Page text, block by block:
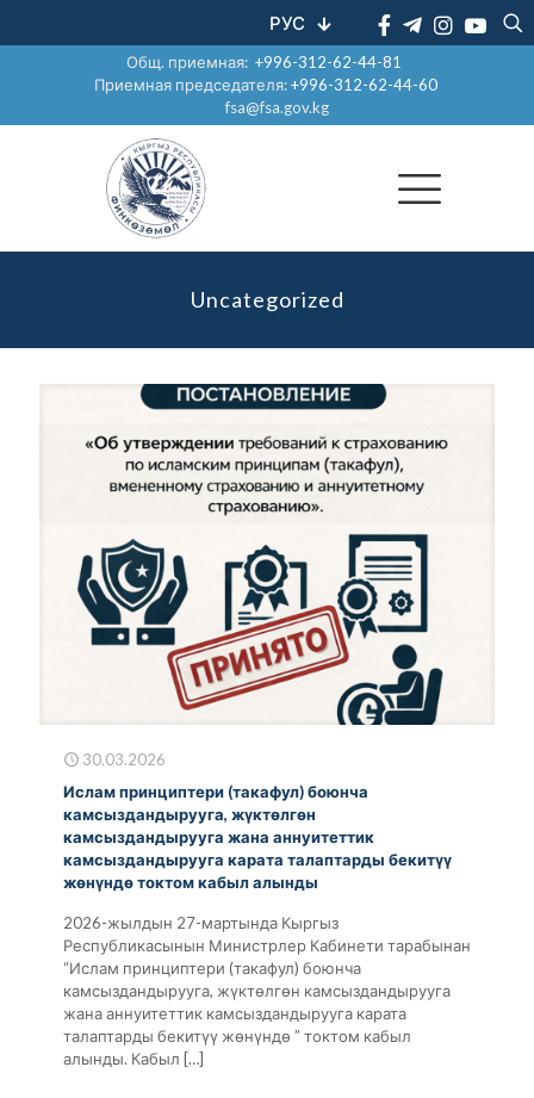
РУС
Общ. приемная:+996-312-62-44-81
Приемная председателя:+996-312-62-44-60
fsa@fsa.gov.kg
Uncategorized
30.03.2026
Ислам принциптери (такафул) боюнча
камсыздандырууга, жүктөлгөн
камсыздандырууга жана аннуитеттик
камсыздандырууга карата талаптарды бекитүү
жөнүндө токтом кабыл алынды
2026-жылдын 27-мартында Кыргыз
Республикасынын Министрлер Кабинети тарабынан
“Ислам принциптери (такафул) боюнча
камсыздандырууга, жүктөлгөн камсыздандырууга
жана аннуитеттик камсыздандырууга карата
талаптарды бекитүү жөнүндө ” токтом кабыл
алынды. Кабыл […]